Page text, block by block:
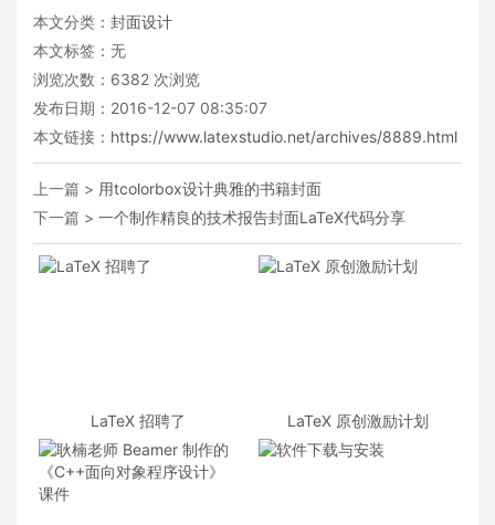
本文分类： 封面设计
本文标签：无
浏览次数： 6382 次浏览
发布日期：2016-12-07 08:35:07
本文链接： https://www.latexstudio.net/archives/8889.html
上一篇 > 用tcolorbox设计典雅的书籍封面
下一篇 > 一个制作精良的技术报告封面LaTeX代码分享
LaTeX 招聘了 LaTeX 原创激励计划